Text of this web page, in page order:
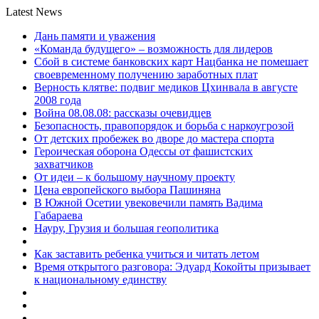
Latest News
Дань памяти и уважения
«Команда будущего» – возможность для лидеров
Сбой в системе банковских карт Нацбанка не помешает
своевременному получению заработных плат
Верность клятве: подвиг медиков Цхинвала в августе
2008 года
Война 08.08.08: рассказы очевидцев
Безопасность, правопорядок и борьба с наркоугрозой
От детских пробежек во дворе до мастера спорта
Героическая оборона Одессы от фашистских
захватчиков
От идеи – к большому научному проекту
Цена европейского выбора Пашиняна
В Южной Осетии увековечили память Вадима
Габараева
Науру, Грузия и большая геополитика
Как заставить ребенка учиться и читать летом
Время открытого разговора: Эдуард Кокойты призывает
к национальному единству